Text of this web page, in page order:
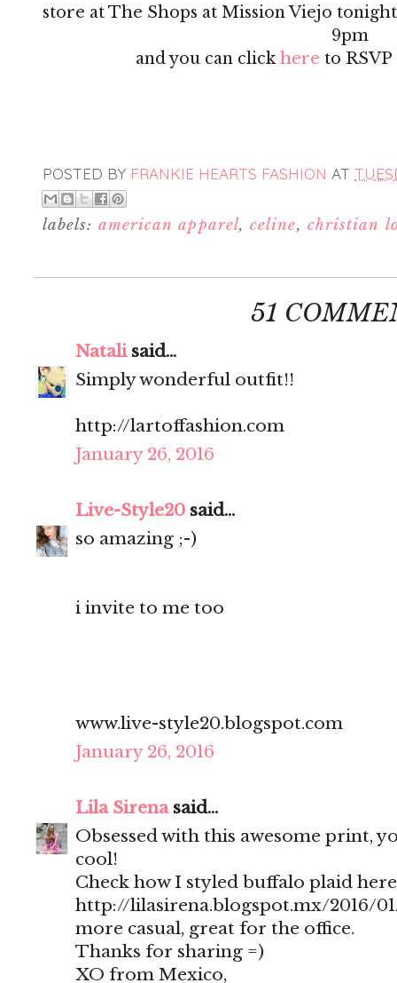
store at The Shops at Mission Viejo
9pm
and you can clickhere to
POSTED BY FRANKIE HEARTS FASHION AT
labels: american apparel,celine, christian
51
Natalisaid...
Simply wonderful outfit!!
http://lartoffashion.com
January 26, 2016
Live-Style20 said...
so amazing ;-)
i invite to me too
www.live-style20.blogspot.com
January 26, 2016
Lila Sirenasaid...
Obsessed with this awesome print,
cool!
Check how I styled buffalo plaid
http://lilasirena.blogspot.mx/2016/
more casual, great for the office.
Thanks for sharing =)
XO from Mexico,